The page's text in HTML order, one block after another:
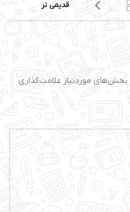
قدیمی تر
بخش‌های موردنیاز علامت‌گذاری